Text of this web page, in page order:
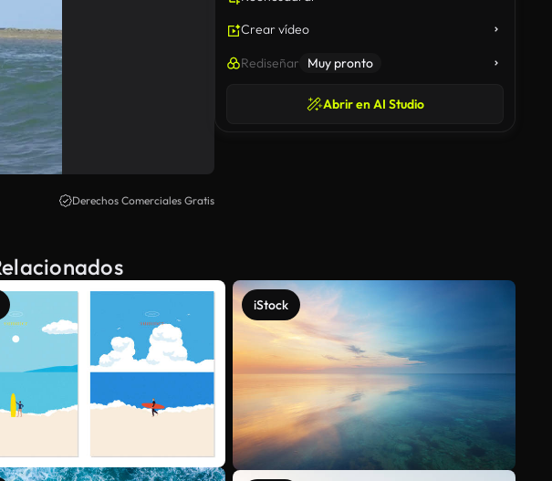
Derechos Comerciales Gratis
Crear vídeo
Rediseñar Muy pronto
Abrir en AI Studio
iStock